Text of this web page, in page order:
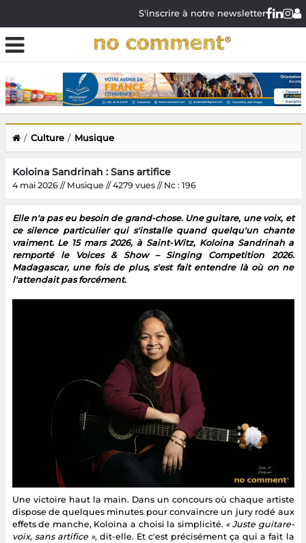
S'inscrire à notre newsletter
Culture Musique
Koloina Sandrinah : Sans artifice
4 mai 2026 // Musique // 4279 vues // Nc : 196
Elle n'a pas eu besoin de grand-chose. Une guitare, une voix, et
ce silence particulier qui s'installe quand quelqu'un chante
vraiment. Le 15 mars 2026, à Saint-Witz, Koloina Sandrinah a
remporté le Voices & Show – Singing Competition 2026.
Madagascar, une fois de plus, s'est fait entendre là où on ne
l'attendait pas forcément.
Une victoire haut la main. Dans un concours où chaque artiste
dispose de quelques minutes pour convaincre un jury rodé aux
effets de manche, Koloina a choisi la simplicité. « Juste guitare-
voix, sans artifice », dit-elle. Et c'est précisément ça qui a fait la